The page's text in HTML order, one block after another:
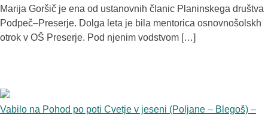
Marija Goršič je ena od ustanovnih članic Planinskega društva
Podpeč–Preserje. Dolga leta je bila mentorica osnovnošolskh
otrok v OŠ Preserje. Pod njenim vodstvom […]
Vabilo na Pohod po poti Cvetje v jeseni (Poljane – Blegoš) –